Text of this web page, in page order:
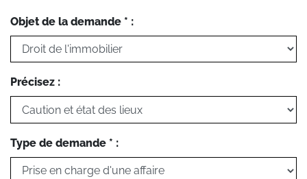
Objet de la demande * :
Précisez :
Type de demande * :